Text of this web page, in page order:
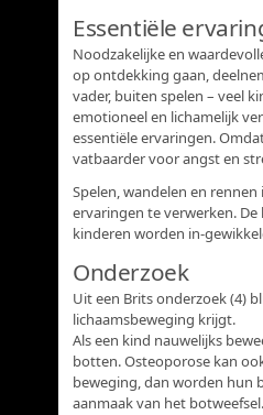
Essentiële
Noodzakelijke en
op ontdekking gaan,
vader, buiten spelen – veel
emotioneel en lichamelijk
essentiële ervaringen.
vatbaarder voor angst en
Spelen, wandelen en
ervaringen te verwerken.
kinderen worden in-
Onderzoek
Uit een Brits onderzoek (4)
lichaamsbeweging krijgt.
Als een kind nauwelijks
botten. Osteoporose kan
beweging, dan worden hun
aanmaak van het